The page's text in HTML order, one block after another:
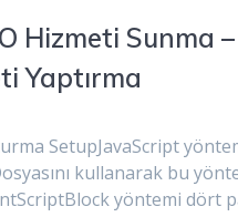
Hizmeti Sunma
Yaptırma
SetupJavaScript
kullanarak bu
yöntemi dört